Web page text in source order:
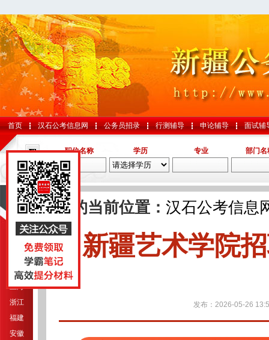
首页 汉石公考信息网 公务员招录 行测辅导 申论辅导 面试辅
职位名称 学历 专业 部门名
导航
江苏
上海
浙江
福建
安徽
您的当前位置： 汉石公考信息
新疆艺术学院
发布：2026-05-26